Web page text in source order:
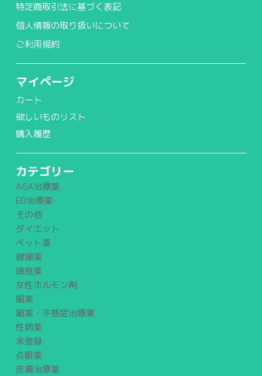
特定商取引法に基づく表記
個人情報の取り扱いについて
ご利用規約
マイページ
カート
欲しいものリスト
購入履歴
カテゴリー
AGA治療薬
ED治療薬
その他
ダイエット
ペット薬
健康薬
喘息薬
女性ホルモン剤
媚薬
媚薬・不感症治療薬
性病薬
未登録
点眼薬
皮膚治療薬